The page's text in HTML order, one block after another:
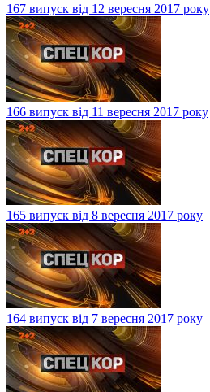
167 випуск від 12 вересня 2017 року
166 випуск від 11 вересня 2017 року
165 випуск від 8 вересня 2017 року
164 випуск від 7 вересня 2017 року